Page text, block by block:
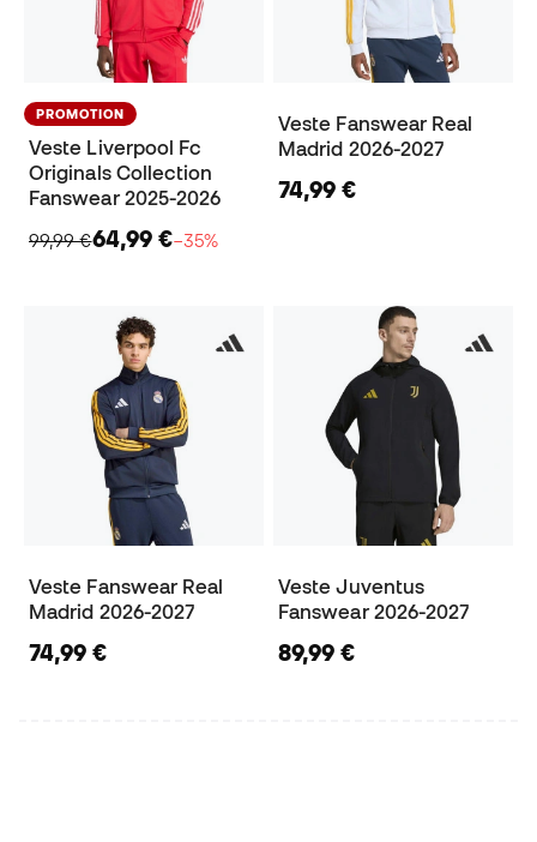
PROMOTION
Veste Liverpool Fc
Originals Collection
Fanswear 2025-2026
99,99 €64,99 €−35%
Veste Fanswear Real
Madrid 2026-2027
74,99 €
Veste Fanswear Real
Madrid 2026-2027
74,99 €
Veste Juventus
Fanswear 2026-2027
89,99 €